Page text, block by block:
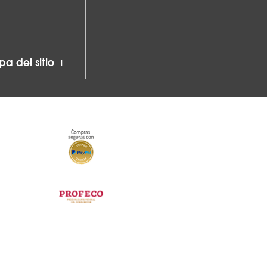
del sitio +